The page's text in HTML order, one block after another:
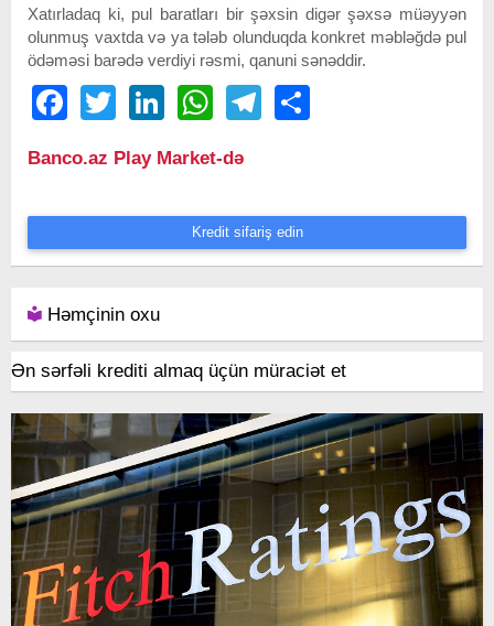
Xatırladaq ki, pul baratları bir şəxsin digər şəxsə müəyyən
olunmuş vaxtda və ya tələb olunduqda konkret məbləğdə pul
ödəməsi barədə verdiyi rəsmi, qanuni sənəddir.
FacebookTwitter LinkedIn WhatsAppTelegram
Banco.az Play Market-də
Kredit sifariş edin
Həmçinin oxu
Ən sərfəli krediti almaq üçün müraciət et